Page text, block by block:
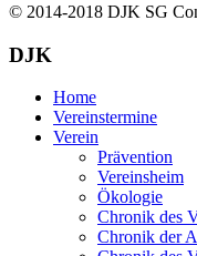
© 2014-2018 DJK SG
DJK
Home
Vereinstermine
Verein
Prävention
Vereinsheim
Ökologie
Chronik des
Chronik der